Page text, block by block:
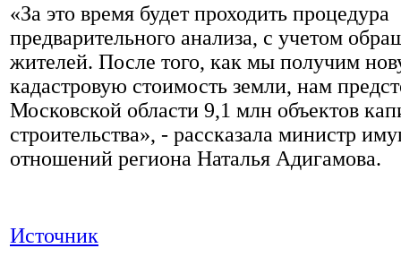
«За это время будет проходить процедура
предварительного анализа, с учетом
жителей. После того, как мы получим
кадастровую стоимость земли, нам
Московской области 9,1 млн объектов
строительства», - рассказала министр
отношений региона Наталья Адигамова.
Источник